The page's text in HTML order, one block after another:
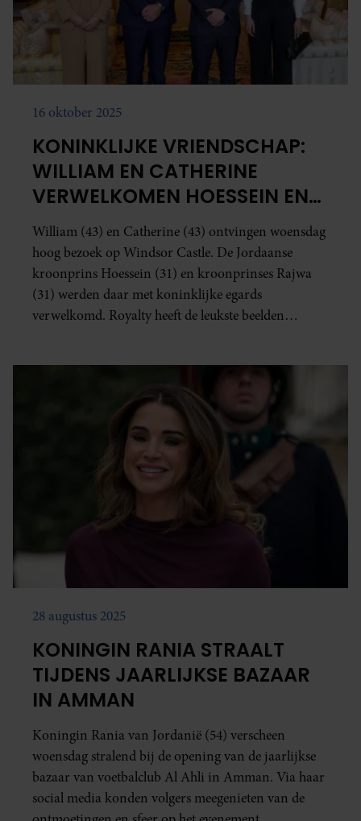
16 oktober 2025
KONINKLIJKE VRIENDSCHAP:
WILLIAM EN CATHERINE
VERWELKOMEN HOESSEIN EN
RAJWA
William (43) en Catherine (43) ontvingen woensdag
hoog bezoek op Windsor Castle. De Jordaanse
kroonprins Hoessein (31) en kroonprinses Rajwa
(31) werden daar met koninklijke egards
verwelkomd. Royalty heeft de leukste beelden
28 augustus 2025
KONINGIN RANIA STRAALT
TIJDENS JAARLIJKSE BAZAAR
IN AMMAN
Koningin Rania van Jordanië (54) verscheen
woensdag stralend bij de opening van de jaarlijkse
bazaar van voetbalclub Al Ahli in Amman. Via haar
social media konden volgers meegenieten van de